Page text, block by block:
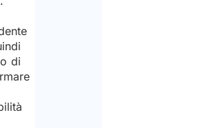
di